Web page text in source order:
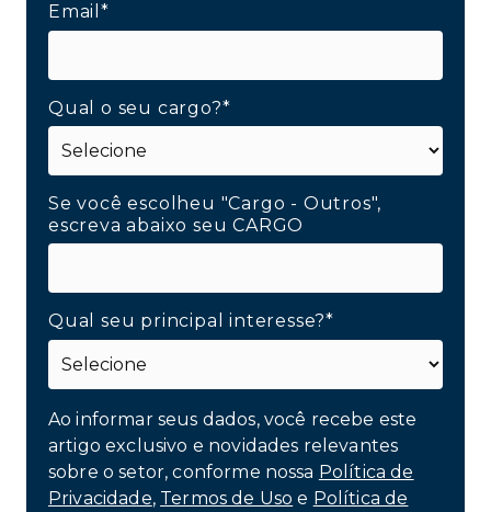
Email*
Qual o seu cargo?*
Se você escolheu "Cargo - Outros",
escreva abaixo seu CARGO
Qual seu principal interesse?*
Ao informar seus dados, você recebe este
artigo exclusivo e novidades relevantes
sobre o setor, conforme nossa Política de
Privacidade, Termos de Uso e Política de